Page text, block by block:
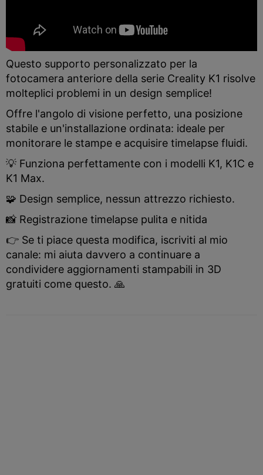
Questo supporto personalizzato per la
fotocamera anteriore della serie Creality K1 risolve
molteplici problemi in un design semplice!
Offre l'angolo di visione perfetto, una posizione
stabile e un'installazione ordinata: ideale per
monitorare le stampe e acquisire timelapse fluidi.
💡 Funziona perfettamente con i modelli K1, K1C e
K1 Max.
🧩 Design semplice, nessun attrezzo richiesto.
📸 Registrazione timelapse pulita e nitida
👉 Se ti piace questa modifica, iscriviti al mio
canale: mi aiuta davvero a continuare a
condividere aggiornamenti stampabili in 3D
gratuiti come questo. 🙏